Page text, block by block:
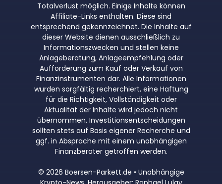
Totalverlust möglich. Einige Inhalte können
Affiliate-Links enthalten. Diese sind
entsprechend gekennzeichnet. Die Inhalte auf
dieser Website dienen ausschließlich zu
Informationszwecken und stellen keine
Anlageberatung, Anlageempfehlung oder
Aufforderung zum Kauf oder Verkauf von
Finanzinstrumenten dar. Alle Informationen
wurden sorgfältig recherchiert, eine Haftung
für die Richtigkeit, Vollständigkeit oder
Aktualität der Inhalte wird jedoch nicht
übernommen. Investitionsentscheidungen
sollten stets auf Basis eigener Recherche und
ggf. in Absprache mit einem unabhängigen
Finanzberater getroffen werden.
© 2026 Boersen-Parkett.de • Unabhängige